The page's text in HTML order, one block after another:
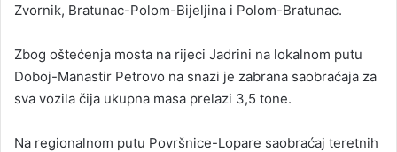
Zvornik, Bratunac-Polom-Bijeljina i Polom-Bratunac.
Zbog oštećenja mosta na rijeci Jadrini na lokalnom putu
Doboj-Manastir Petrovo na snazi je zabrana saobraćaja za
sva vozila čija ukupna masa prelazi 3,5 tone.
Na regionalnom putu Površnice-Lopare saobraćaj teretnih